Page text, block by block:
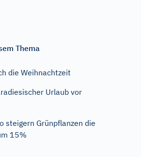
Thema
die Weihnachtzeit
Urlaub vor
steigern Grünpflanzen die
15%